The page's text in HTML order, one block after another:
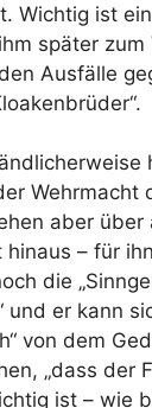
Wichtig ist
später zum
Ausfälle
Wehrmacht
aber über
hinaus – für
die
und er kann
von dem
„dass der
ist – wie